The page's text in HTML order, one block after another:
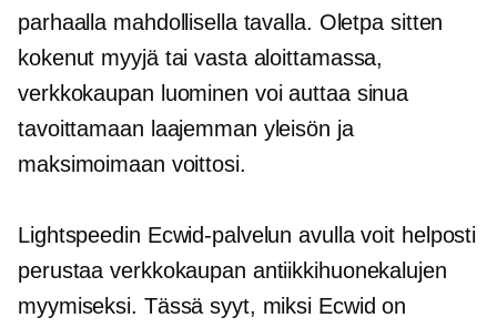
parhaalla mahdollisella tavalla. Oletpa sitten
kokenut myyjä tai vasta aloittamassa,
verkkokaupan luominen voi auttaa sinua
tavoittamaan laajemman yleisön ja
maksimoimaan voittosi.
Lightspeedin Ecwid-palvelun avulla voit helposti
perustaa verkkokaupan antiikkihuonekalujen
myymiseksi. Tässä syyt, miksi Ecwid on